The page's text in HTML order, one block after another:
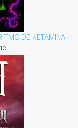
DE KETAMINA